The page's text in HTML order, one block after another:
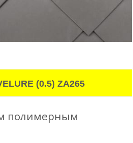
(0.5) ZA265
полимерным